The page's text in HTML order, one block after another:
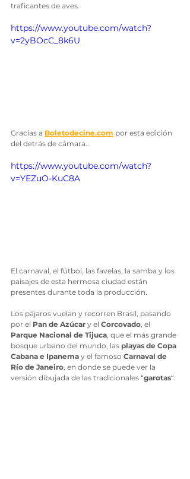
traficantes de aves.
https://www.youtube.com/watch?
v=2yBOcC_8k6U
Gracias a Boletodecine.com por esta edición
del detrás de cámara...
https://www.youtube.com/watch?
v=YEZuO-KuC8A
El carnaval, el fútbol, las favelas, la samba y los
paisajes de esta hermosa ciudad están
presentes durante toda la producción.
L os pájaros vuelan y recorren Brasil, pasando
por el Pan de Azúcar y el Corcovado , el
Parque Nacional de Tijuca , que el más grande
bosque urbano del mundo, las playas de Copa
Cabana e Ipanema y el famoso Carnaval de
Río de Janeiro , en donde se puede ver la
versión dibujada de las tradicionales “garotas“.